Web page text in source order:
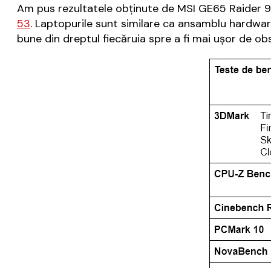
Am pus rezultatele obținute de MSI GE65
53. Laptopurile sunt similare ca ansamblu
bune din dreptul fiecăruia spre a fi mai ușor de